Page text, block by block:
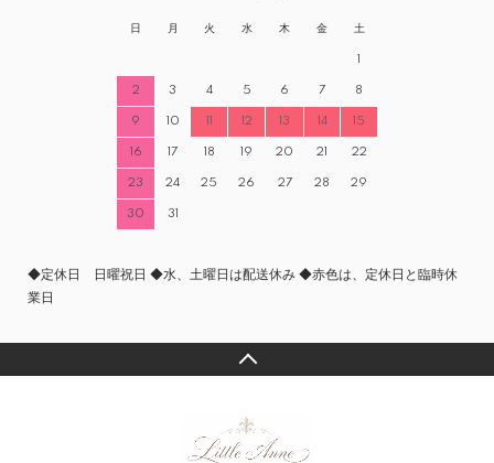
日 月 火 水 木 金 土
1
2 3 4 5 6 7 8
9 10 11 12 13 14 15
16 17 18 19 20 21 22
23 24 25 26 27 28 29
30 31
◆定休日 日曜祝日 ◆水、土曜日は配送休み ◆赤色は、定休日と臨時休
業日